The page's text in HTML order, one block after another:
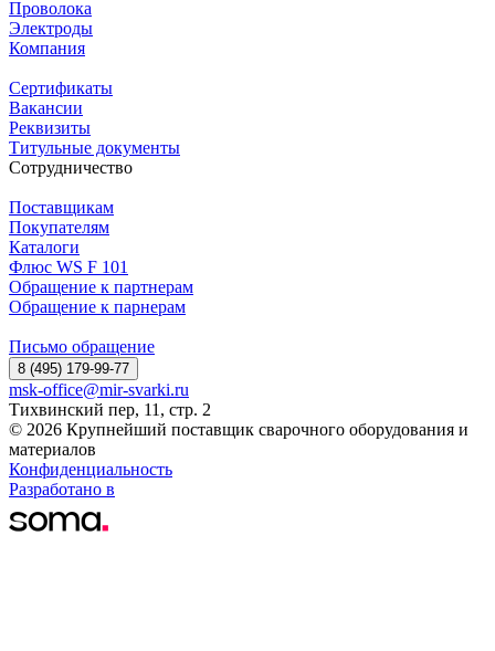
Проволока
Электроды
Компания
Сертификаты
Вакансии
Реквизиты
Титульные документы
Сотрудничество
Поставщикам
Покупателям
Каталоги
Флюс WS F 101
Обращение к партнерам
Обращение к парнерам
Письмо обращение
8 (495) 179-99-77
msk-office@mir-svarki.ru
Тихвинский пер, 11, стр. 2
© 2026 Крупнейший поставщик сварочного оборудования и
материалов
Конфиденциальность
Разработано в